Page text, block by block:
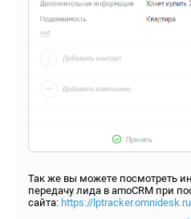
Так же вы можете посмотреть
передачу лида в amoCRM при
сайта: https://